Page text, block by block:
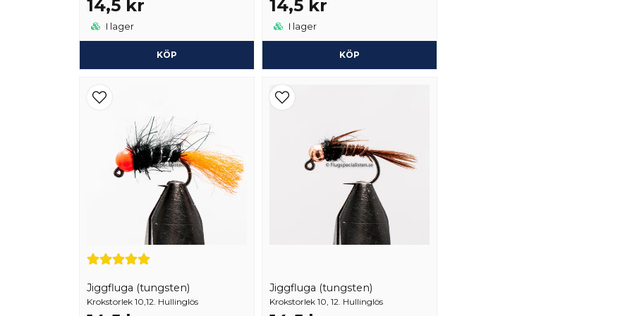
14,5 kr
I lager
KÖP
14,5 kr
I lager
KÖP
Jiggfluga (tungsten)
Krokstorlek 10,12. Hullinglös
Jiggfluga (tungsten)
Krokstorlek 10, 12. Hullinglös